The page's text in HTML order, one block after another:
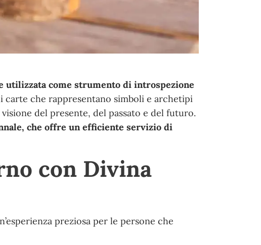
utilizzata come strumento di introspezione
carte che rappresentano simboli e archetipi
del presente, del passato e del futuro.
che offre un efficiente servizio di
con Divina
preziosa per le persone che